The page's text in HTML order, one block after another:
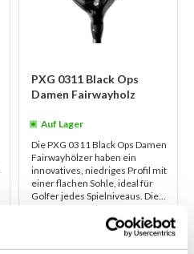
PXG 0311 Black Ops
Damen Fairwayholz
Auf Lager
Die PXG 0311 Black Ops Damen
Fairwayhölzer haben ein
innovatives, niedriges Profil mit
einer flachen Sohle, ideal für
Golfer jedes Spielniveaus. Die...